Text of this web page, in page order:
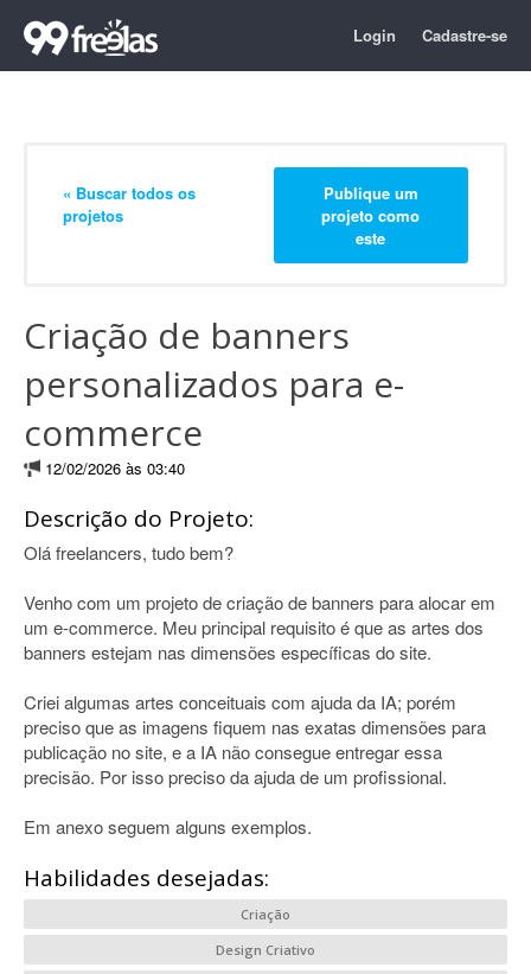
Login Cadastre-se
« Buscar todos os
projetos
Publique um
projeto como
este
Criação de banners
personalizados para e-
commerce
12/02/2026 às 03:40
Descrição do Projeto:
Olá freelancers, tudo bem?
Venho com um projeto de criação de banners para alocar em
um e-commerce. Meu principal requisito é que as artes dos
banners estejam nas dimensões específicas do site.
Criei algumas artes conceituais com ajuda da IA; porém
preciso que as imagens fiquem nas exatas dimensões para
publicação no site, e a IA não consegue entregar essa
precisão. Por isso preciso da ajuda de um profissional.
Em anexo seguem alguns exemplos.
Habilidades desejadas:
Criação
Design Criativo